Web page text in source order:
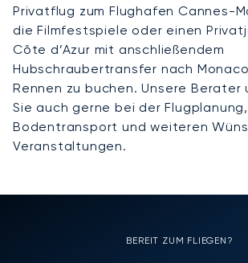
Privatflug zum Flughafen Cannes-
die Filmfestspiele oder einen
Côte d’Azur mit anschließendem
Hubschraubertransfer nach
Rennen zu buchen. Unsere
Sie auch gerne bei der
Bodentransport und weiteren
Veranstaltungen.
BEREIT ZUM FLIEGEN?